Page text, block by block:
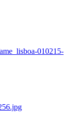
010215-